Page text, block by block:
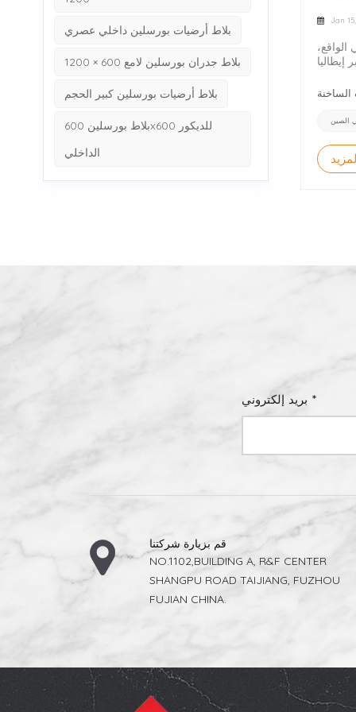
Jan
الدول
زخرفية،
جدران
دورًا
من
ذلك
لا
إنتاجية
الصين
بلاط أرضيات بورسلين داخلي عصري
بلاط جدران بورسلين لامع 600 × 1200
بلاط أرضيات بورسلين كبير الحجم
بلاط بورسلين 600x600 للديكور
الداخلي
بريد إلكتروني *
قم بزيارة شركتنا
NO.1102,BUILDING A, R&F CENTER
SHANGPU ROAD TAIJIANG, FUZHOU
FUJIAN CHINA.